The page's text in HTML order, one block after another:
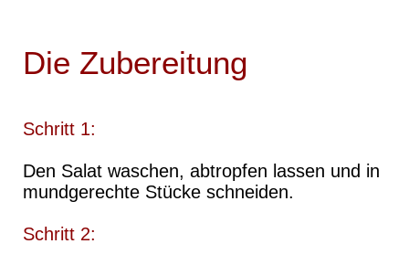
Die Zubereitung
Schritt 1:
Den Salat waschen, abtropfen lassen und in
mundgerechte Stücke schneiden.
Schritt 2: